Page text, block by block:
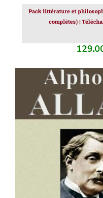
Pack littérature et
complètes) |
AJOUTER AU PANIER